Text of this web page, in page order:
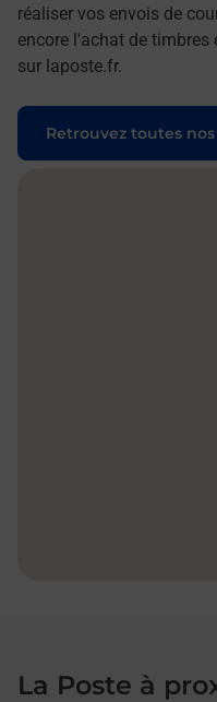
réaliser vos envois de
encore l'achat de timbres
sur laposte.fr.
Retrouvez toutes
La Poste à